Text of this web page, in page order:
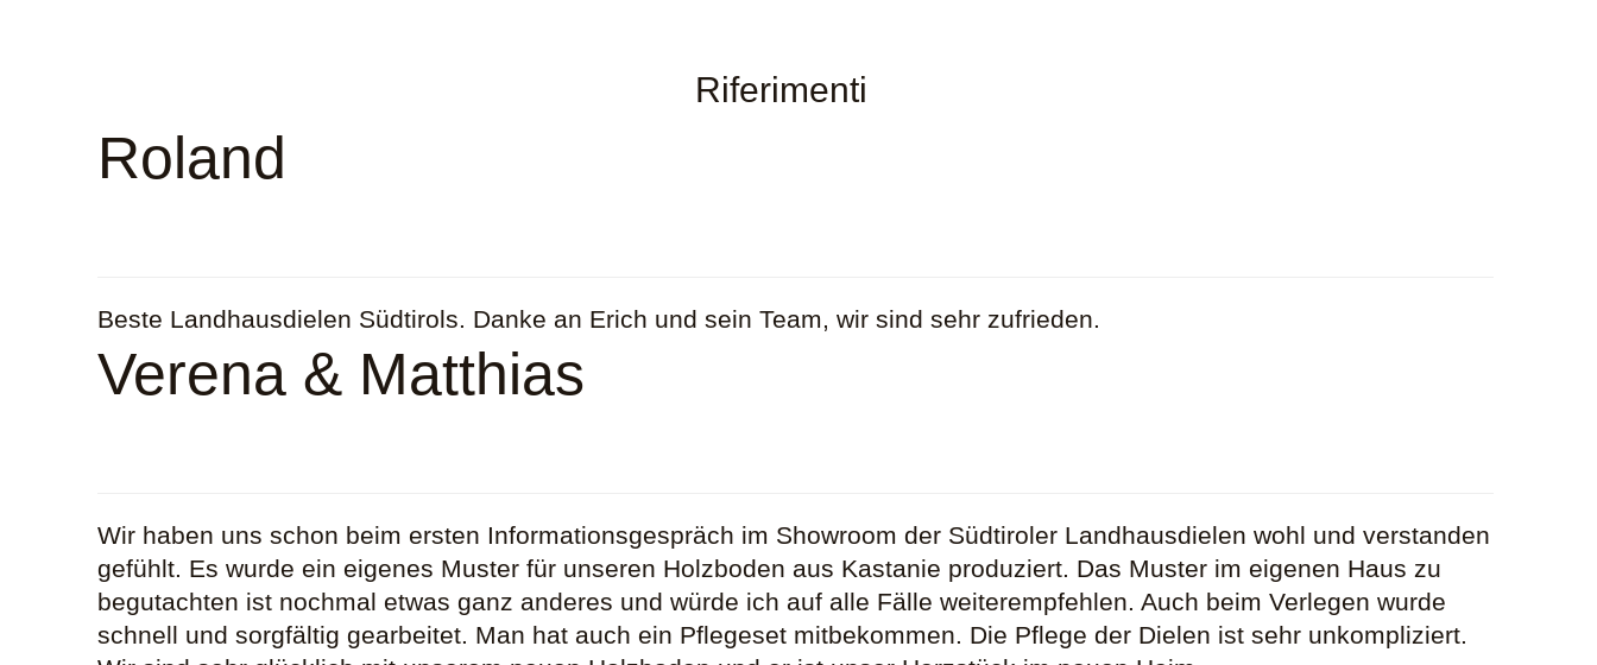
Riferimenti
Roland
Beste Landhausdielen Südtirols. Danke an Erich und sein Team, wir sind sehr zufrieden.
Verena & Matthias
Wir haben uns schon beim ersten Informationsgespräch im Showroom der Südtiroler Landhausdielen wohl und verstanden
gefühlt. Es wurde ein eigenes Muster für unseren Holzboden aus Kastanie produziert. Das Muster im eigenen Haus zu
begutachten ist nochmal etwas ganz anderes und würde ich auf alle Fälle weiterempfehlen. Auch beim Verlegen wurde
schnell und sorgfältig gearbeitet. Man hat auch ein Pflegeset mitbekommen. Die Pflege der Dielen ist sehr unkompliziert.